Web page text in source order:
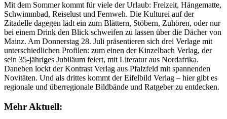
Mit dem Sommer kommt für viele der Urlaub: Freizeit, Hängematte,
Schwimmbad, Reiselust und Fernweh. Die Kulturei auf der
Zitadelle dagegen lädt ein zum Blättern, Stöbern, Zuhören, oder nur
bei einem Drink den Blick schweifen zu lassen über die Dächer von
Mainz. Am Donnerstag 28. Juli präsentieren sich drei Verlage mit
unterschiedlichen Profilen: zum einen der Kinzelbach Verlag, der
sein 35-jähriges Jubiläum feiert, mit Literatur aus Nordafrika.
Daneben lockt der Kontrast Verlag aus Pfalzfeld mit spannenden
Novitäten. Und als drittes kommt der Eifelbild Verlag – hier gibt es
regionale und überregionale Bildbände und Ratgeber zu entdecken.
Mehr Aktuell: